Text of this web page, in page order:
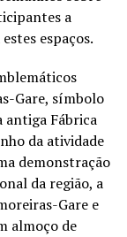
a
espaços.
Gare, símbolo
antiga Fábrica
da atividade
demonstração
da região, a
Gare e
almoço de